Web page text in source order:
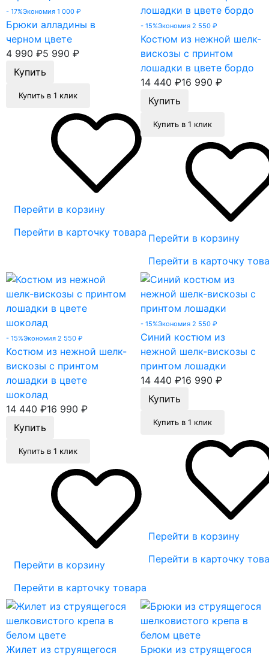
- 17%Экономия 1 000 ₽
Брюки алладины в
черном цвете
4 990 ₽5 990 ₽
Купить в 1 клик
Перейти в корзину
Перейти в карточку товара
- 15%Экономия 2 550 ₽
Костюм из нежной шелк-
вискозы с принтом
лошадки в цвете бордо
14 440 ₽16 990 ₽
Купить в 1 клик
Перейти в корзину
Перейти в карточку
- 15%Экономия 2 550 ₽
Костюм из нежной шелк-
вискозы с принтом
лошадки в цвете
шоколад
14 440 ₽16 990 ₽
Купить в 1 клик
Перейти в корзину
Перейти в карточку товара
- 15%Экономия 2 550 ₽
Синий костюм из
нежной шелк-вискозы с
принтом лошадки
14 440 ₽16 990 ₽
Купить в 1 клик
Перейти в корзину
Перейти в карточку
Жилет из струящегося Брюки из струящегося